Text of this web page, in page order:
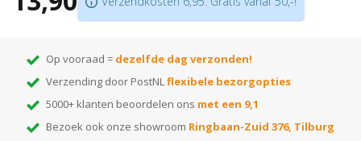
Montage d.m.v. verlijmen met
Hiermee kun je thuis de beste kleur kiezen! Elke kleur op de waaier heeft
een nummer dat correspondeert met het nummer van de kleur. Voer het
gewenste kleurnummer in de zoekbalk van onze webshop en je vindt alle
bijpassende items die in die kleur leverbaar zijn!
Op vooraad = dezelfde dag verzonden!
Verzending door PostNLflexibele bezorgopties
5000+ klanten beoordelen ons met een 9,1
Bezoek ook onze showroom Ringbaan-Zuid 376, Tilburg